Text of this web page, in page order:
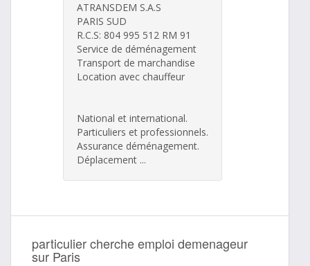
ATRANSDEM S.A.S
PARIS SUD
R.C.S: 804 995 512 RM 91
Service de déménagement
Transport de marchandise
Location avec chauffeur
National et international.
Particuliers et professionnels.
Assurance déménagement.
Déplacement ...
particulier cherche emploi demenageur
sur Paris